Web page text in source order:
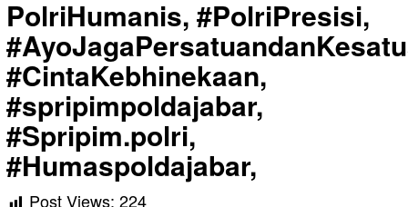
PolriHumanis, #PolriPresisi,
#CintaKebhinekaan,
#spripimpoldajabar,
#Spripim.polri,
#Humaspoldajabar,
Post Views: 224